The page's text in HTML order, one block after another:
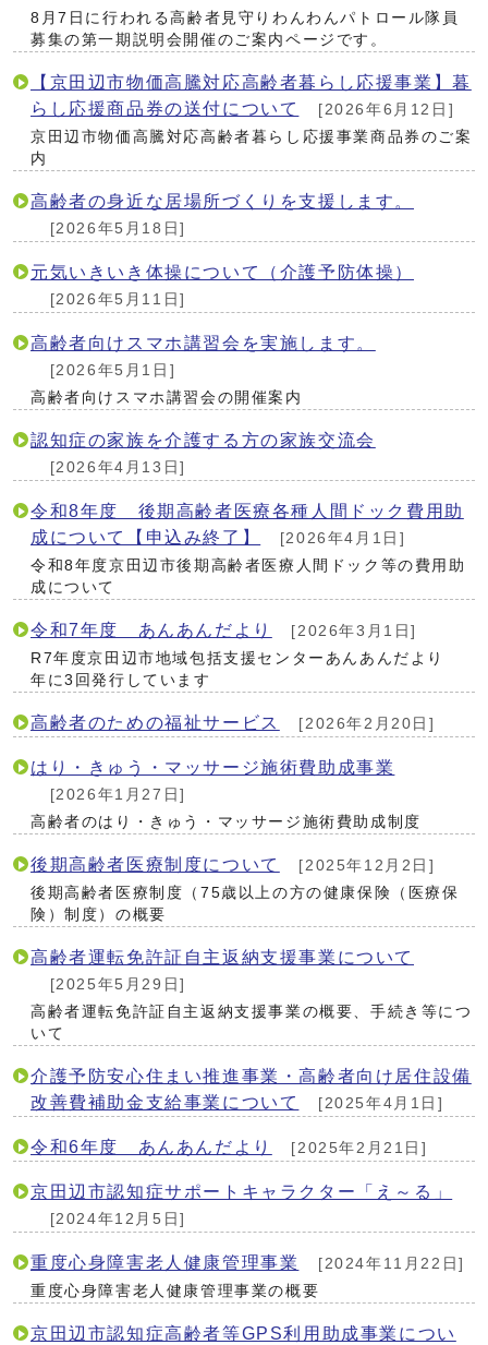
8月7日に行われる高齢者見守りわんわんパトロール隊員
募集の第一期説明会開催のご案内ページです。
【京田辺市物価高騰対応高齢者暮らし応援事業】暮
らし応援商品券の送付について
[2026年6月12日]
京田辺市物価高騰対応高齢者暮らし応援事業商品券のご案
内
高齢者の身近な居場所づくりを支援します。
[2026年5月18日]
元気いきいき体操について（介護予防体操）
[2026年5月11日]
高齢者向けスマホ講習会を実施します。
[2026年5月1日]
高齢者向けスマホ講習会の開催案内
認知症の家族を介護する方の家族交流会
[2026年4月13日]
令和8年度 後期高齢者医療各種人間ドック費用助
成について【申込み終了】
[2026年4月1日]
令和8年度京田辺市後期高齢者医療人間ドック等の費用助
成について
令和7年度 あんあんだより
[2026年3月1日]
R7年度京田辺市地域包括支援センターあんあんだより
年に3回発行しています
高齢者のための福祉サービス [2026年2月20日]
はり・きゅう・マッサージ施術費助成事業
[2026年1月27日]
高齢者のはり・きゅう・マッサージ施術費助成制度
後期高齢者医療制度について
[2025年12月2日]
後期高齢者医療制度（75歳以上の方の健康保険（医療保
険）制度）の概要
高齢者運転免許証自主返納支援事業について
[2025年5月29日]
高齢者運転免許証自主返納支援事業の概要、手続き等につ
いて
介護予防安心住まい推進事業・高齢者向け居住設備
改善費補助金支給事業について
[2025年4月1日]
令和6年度 あんあんだより [2025年2月21日]
京田辺市認知症サポートキャラクター「え～る」
[2024年12月5日]
重度心身障害老人健康管理事業
[2024年11月22日]
重度心身障害老人健康管理事業の概要
京田辺市認知症高齢者等GPS利用助成事業につい